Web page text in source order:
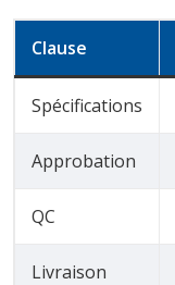
Clause
Spécifications
Approbation
QC
Livraison